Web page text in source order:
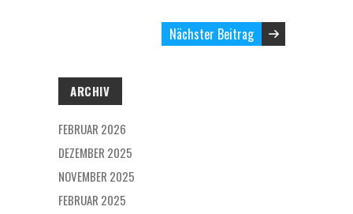
Nächster Beitrag
ARCHIV
FEBRUAR 2026
DEZEMBER 2025
NOVEMBER 2025
FEBRUAR 2025